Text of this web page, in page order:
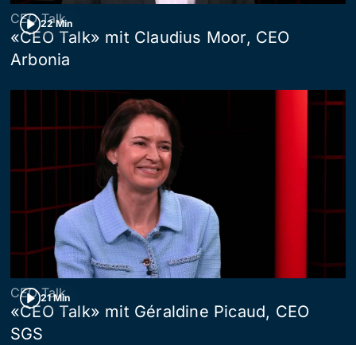
22 Min
CEO Talk
«CEO Talk» mit Claudius Moor, CEO
Arbonia
21 Min
CEO Talk
«CEO Talk» mit Géraldine Picaud, CEO
SGS